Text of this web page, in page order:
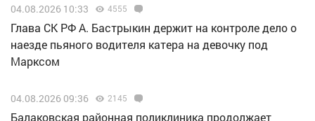
04.08.2026 10:33 4555
Глава СК РФ А. Бастрыкин держит на контроле дело о
наезде пьяного водителя катера на девочку под
Марксом
04.08.2026 09:36 2145
Балаковская районная поликлиника продолжает